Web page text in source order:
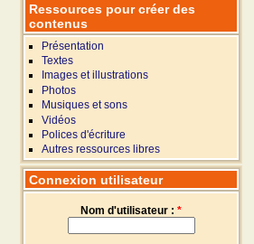
Ressources pour créer des
contenus
Présentation
Textes
Images et illustrations
Photos
Musiques et sons
Vidéos
Polices d'écriture
Autres ressources libres
Connexion utilisateur
Nom d'utilisateur : *